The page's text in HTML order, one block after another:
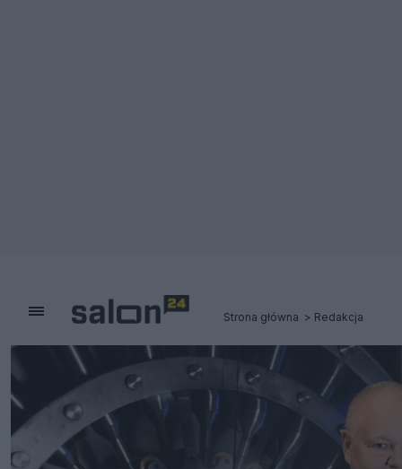
Strona główna Redakcja